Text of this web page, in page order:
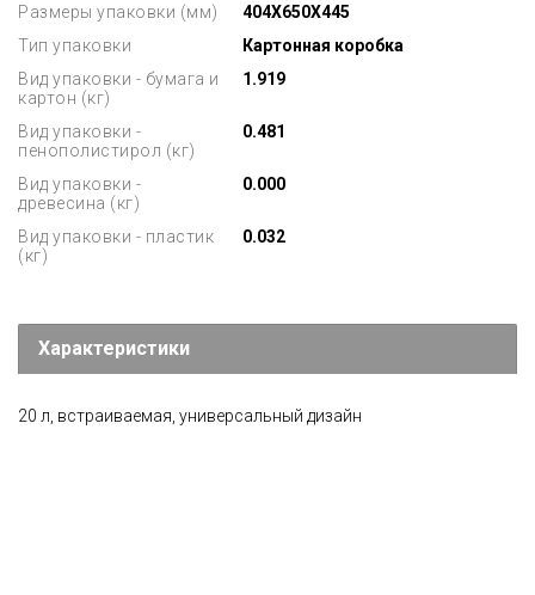
Размеры упаковки (мм)
404X650X445
Тип упаковки
Картонная коробка
Вид упаковки - бумага и
картон (кг)
1.919
Вид упаковки -
пенополистирол (кг)
0.481
Вид упаковки -
древесина (кг)
0.000
Вид упаковки - пластик
(кг)
0.032
Характеристики
20 л, встраиваемая, универсальный дизайн